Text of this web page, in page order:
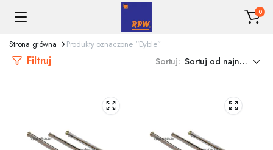
0
Strona główna Produkty oznaczone “Dyble”
Filtruj Sortuj: